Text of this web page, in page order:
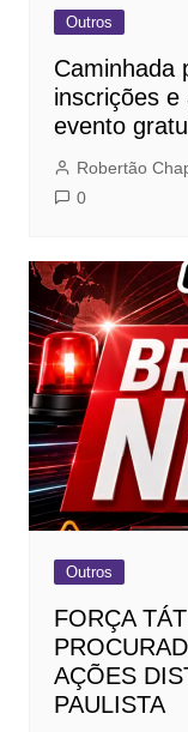
Outros
Caminhada
inscrições e
evento
Robertão
0
Outros
FORÇA
AÇÕES
PAULISTA